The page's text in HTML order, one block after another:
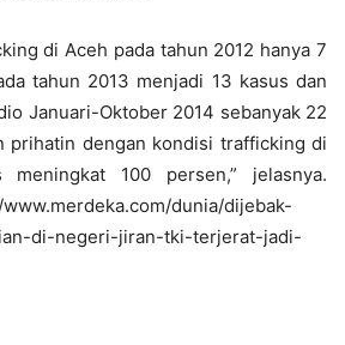
di Aceh pada tahun 2012 hanya 7
tahun 2013 menjadi 13 kasus dan
Januari-Oktober 2014 sebanyak 22
prihatin dengan kondisi trafficking di
100 persen,” jelasnya.
dunia/dijebak-
di-negeri-jiran-tki-terjerat-jadi-